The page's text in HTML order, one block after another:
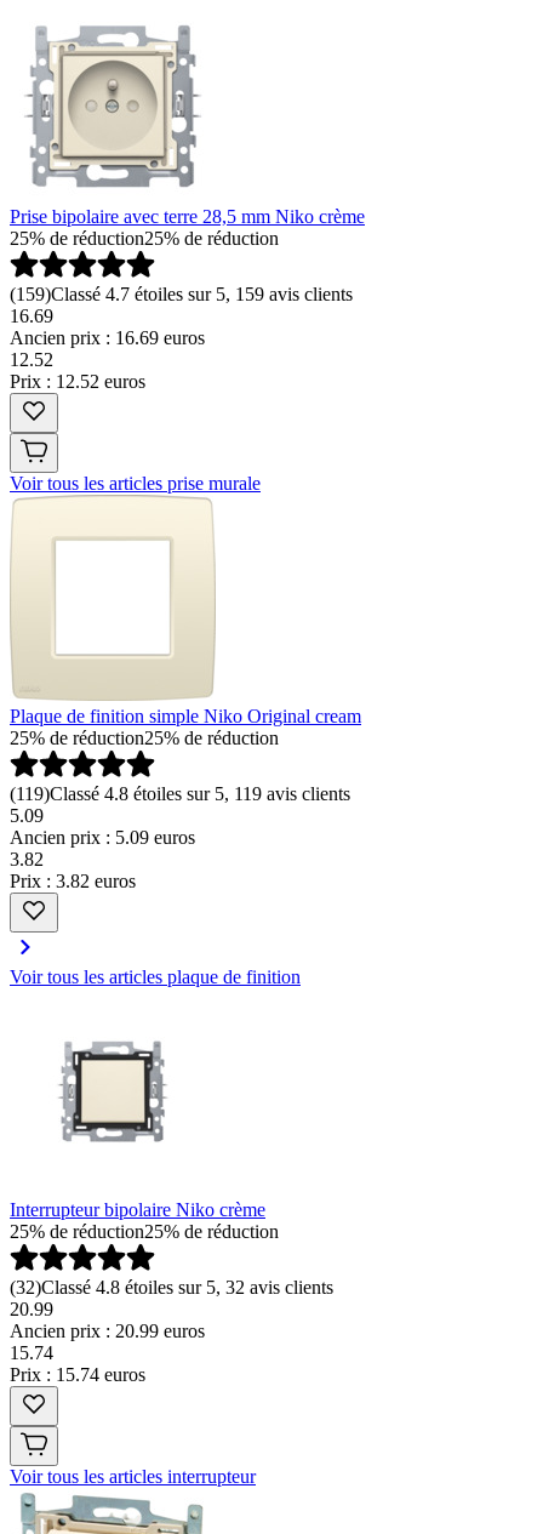
Prise bipolaire avec terre 28,5 mm Niko crème
25% de réduction25% de réduction
(159)Classé 4.7 étoiles sur 5, 159 avis clients
16.69
Ancien prix : 16.69 euros
12.52
Prix : 12.52 euros
Voir tous les articles prise murale
Plaque de finition simple Niko Original cream
25% de réduction25% de réduction
(119)Classé 4.8 étoiles sur 5, 119 avis clients
5.09
Ancien prix : 5.09 euros
3.82
Prix : 3.82 euros
Voir tous les articles plaque de finition
Interrupteur bipolaire Niko crème
25% de réduction25% de réduction
(32)Classé 4.8 étoiles sur 5, 32 avis clients
20.99
Ancien prix : 20.99 euros
15.74
Prix : 15.74 euros
Voir tous les articles interrupteur